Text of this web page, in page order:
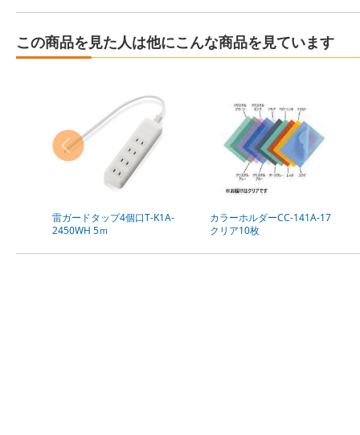
この商品を見た人は他にこんな商品を見ています
雷ガードタップ4個口T-K1A-
2450WH 5ｍ
カラーホルダーCC-141A-17
クリア10枚